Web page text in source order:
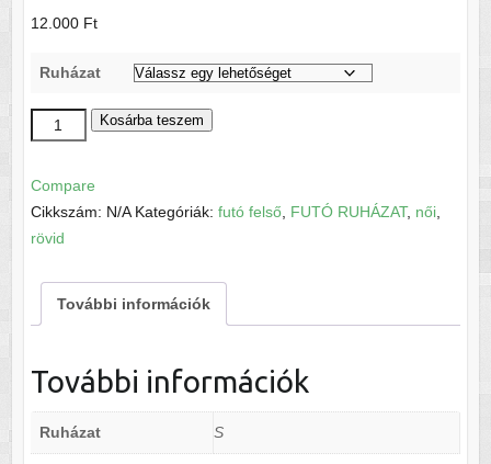
12.000 Ft
Ruházat
Nike
Air
TShirt
Kosárba teszem
Compare
Cikkszám: N/A Kategóriák: futó felső, FUTÓ RUHÁZAT, női,
rövid
További információk
További információk
Ruházat S